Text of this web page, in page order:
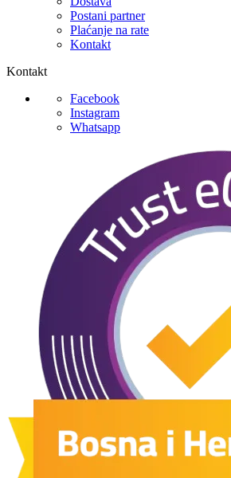
Postani partner
Plaćanje na rate
Kontakt
Kontakt
Facebook
Instagram
Whatsapp